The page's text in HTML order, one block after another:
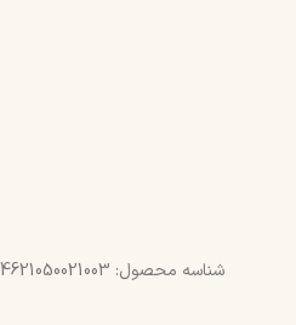
شناسه محصول: 4621050021003